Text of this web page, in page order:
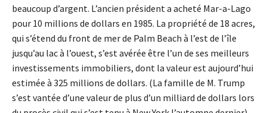
beaucoup d’argent. L’ancien président a acheté Mar-a-Lago
pour 10 millions de dollars en 1985. La propriété de 18 acres,
qui s’étend du front de mer de Palm Beach à l’est de l’île
jusqu’au lac à l’ouest, s’est avérée être l’un de ses meilleurs
investissements immobiliers, dont la valeur est aujourd’hui
estimée à 325 millions de dollars. (La famille de M. Trump
s’est vantée d’une valeur de plus d’un milliard de dollars lors